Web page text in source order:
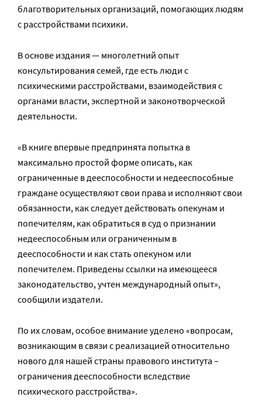
благотворительных организаций, помогающих людям
с расстройствами психики.
В основе издания — многолетний опыт
консультирования семей, где есть люди с
психическими расстройствами, взаимодействия с
органами власти, экспертной и законотворческой
деятельности.
«В книге впервые предпринята попытка в
максимально простой форме описать, как
ограниченные в дееспособности и недееспособные
граждане осуществляют свои права и исполняют свои
обязанности, как следует действовать опекунам и
попечителям, как обратиться в суд о признании
недееспособным или ограниченным в
дееспособности и как стать опекуном или
попечителем. Приведены ссылки на имеющееся
законодательство, учтен международный опыт»,
сообщили издатели.
По их словам, особое внимание уделено «вопросам,
возникающим в связи с реализацией относительно
нового для нашей страны правового института –
ограничения дееспособности вследствие
психического расстройства».